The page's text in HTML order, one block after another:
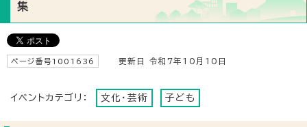
集
ページ番号1001636 更新日 令和7年10月10日
イベントカテゴリ： 文化・芸術 子ども